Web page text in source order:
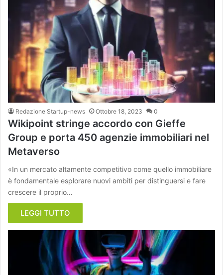
Redazione Startup-news Ottobre 18, 2023 0
Wikipoint stringe accordo con Gieffe
Group e porta 450 agenzie immobiliari nel
Metaverso
«In un mercato altamente competitivo come quello immobiliare
è fondamentale esplorare nuovi ambiti per distinguersi e fare
crescere il proprio…
LEGGI TUTTO